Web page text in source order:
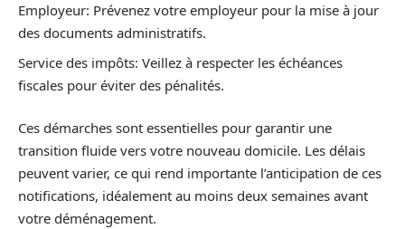
Employeur: Prévenez votre employeur pour la mise à jour
des documents administratifs.
Service des impôts: Veillez à respecter les échéances
fiscales pour éviter des pénalités.
Ces démarches sont essentielles pour garantir une
transition fluide vers votre nouveau domicile. Les délais
peuvent varier, ce qui rend importante l’anticipation de ces
notifications, idéalement au moins deux semaines avant
votre déménagement.